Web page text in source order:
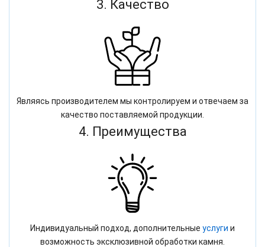
3. Качество
Являясь производителем мы контролируем и отвечаем за
качество поставляемой продукции.
4. Преимущества
Индивидуальный подход, дополнительные услуги и
возможность эксклюзивной обработки камня.